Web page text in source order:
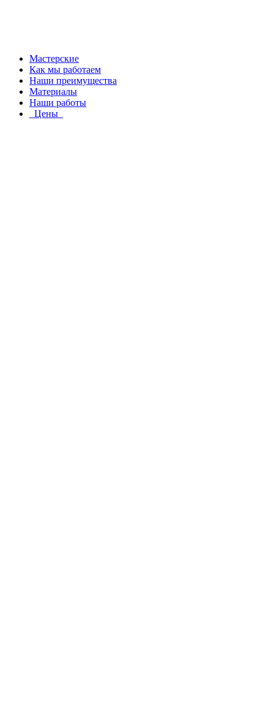
Мастерские
Как мы работаем
Наши преимущества
Материалы
Наши работы
Цены